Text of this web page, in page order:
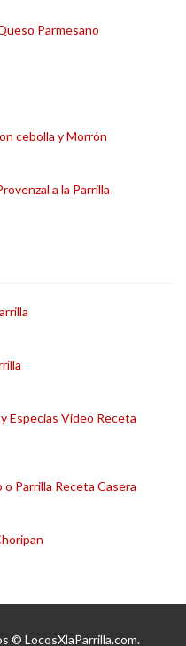
Parmesano
cebolla y Morrón
a la Parrilla
Especias Video Receta
Parrilla Receta Casera
© LocosXlaParrilla.com.